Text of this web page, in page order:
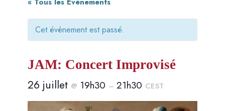
Cet évènement est passé.
JAM: Concert Improvisé
26 juillet @ 19h30 – 21h30 CEST